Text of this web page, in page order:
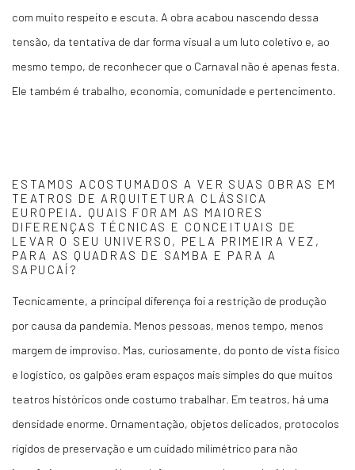
com muito respeito e escuta. A obra acabou nascendo dessa
tensão, da tentativa de dar forma visual a um luto coletivo e, ao
mesmo tempo, de reconhecer que o Carnaval não é apenas festa.
Ele também é trabalho, economia, comunidade e pertencimento.
ESTAMOS ACOSTUMADOS A VER SUAS OBRAS EM
TEATROS DE ARQUITETURA CLÁSSICA
EUROPEIA. QUAIS FORAM AS MAIORES
DIFERENÇAS TÉCNICAS E CONCEITUAIS DE
LEVAR O SEU UNIVERSO, PELA PRIMEIRA VEZ,
PARA AS QUADRAS DE SAMBA E PARA A
SAPUCAÍ?
Tecnicamente, a principal diferença foi a restrição de produção
por causa da pandemia. Menos pessoas, menos tempo, menos
margem de improviso. Mas, curiosamente, do ponto de vista físico
e logístico, os galpões eram espaços mais simples do que muitos
teatros históricos onde costumo trabalhar. Em teatros, há uma
densidade enorme. Ornamentação, objetos delicados, protocolos
rígidos de preservação e um cuidado milimétrico para não